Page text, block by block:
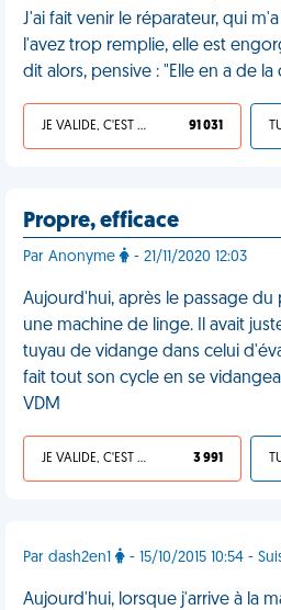
J'ai fait venir le réparateur, qui
l'avez trop remplie, elle est
dit alors, pensive : "Elle en a de la
JE VALIDE, C'EST UNE VDM 91 031
Propre, efficace
Par Anonyme - 21/11/2020 12:03
Aujourd'hui, après le passage du
une machine de linge. Il avait
tuyau de vidange dans celui
fait tout son cycle en se
VDM
JE VALIDE, C'EST UNE VDM 3 991
Par dash2en1 - 15/10/2015 10:54 -
Aujourd'hui, lorsque j'arrive à la